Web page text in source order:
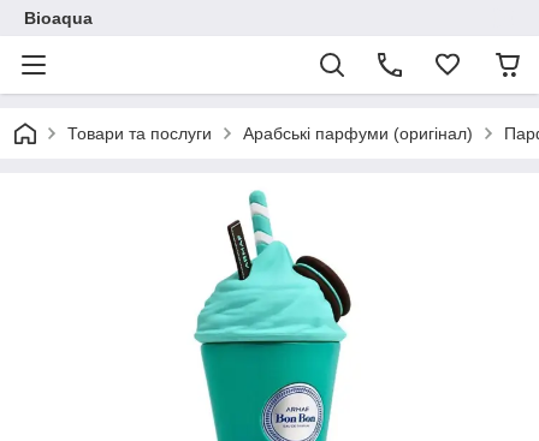
Bioaqua
Товари та послуги Арабські парфуми (оригінал)